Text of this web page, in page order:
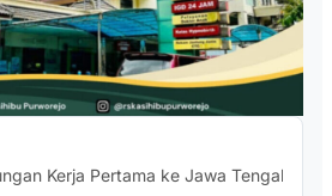
Kerja Pertama ke Jawa Tengah,